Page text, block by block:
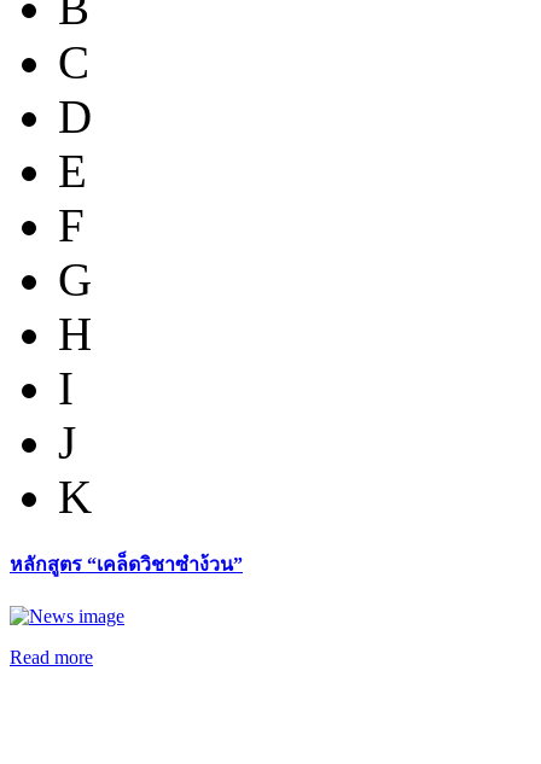
C
D
E
F
G
H
I
J
K
หลักสูตร “เคล็ดวิชาซำง้วน”
Read more